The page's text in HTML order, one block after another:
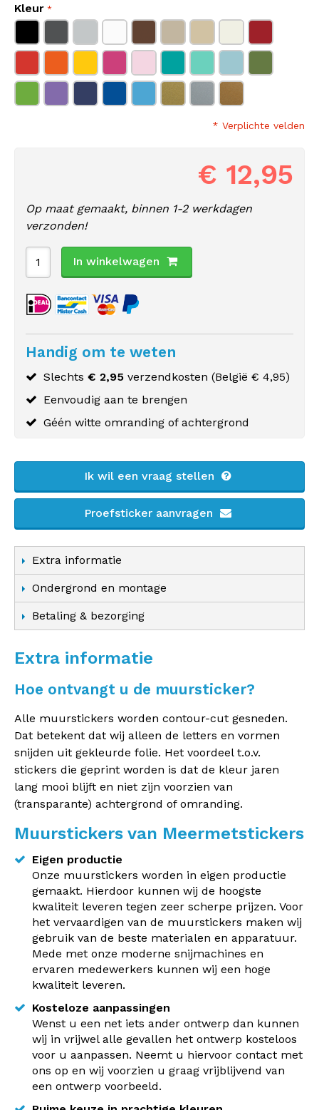
Kleur
* Verplichte velden
€ 12,95
Op maat gemaakt, binnen 1-2 werkdagen
verzonden!
In winkelwagen
Handig om te weten
Slechts € 2,95 verzendkosten (België € 4,95)
Eenvoudig aan te brengen
Géén witte omranding of achtergrond
Ik wil een vraag stellen
Proefsticker aanvragen
Extra informatie
Ondergrond en montage
Betaling & bezorging
Extra informatie
Hoe ontvangt u de muursticker?
Alle muurstickers worden contour-cut gesneden.
Dat betekent dat wij alleen de letters en vormen
snijden uit gekleurde folie. Het voordeel t.o.v.
stickers die geprint worden is dat de kleur jaren
lang mooi blijft en niet zijn voorzien van
(transparante) achtergrond of omranding.
Muurstickers van Meermetstickers
Eigen productie
Onze muurstickers worden in eigen productie
gemaakt. Hierdoor kunnen wij de hoogste
kwaliteit leveren tegen zeer scherpe prijzen. Voor
het vervaardigen van de muurstickers maken wij
gebruik van de beste materialen en apparatuur.
Mede met onze moderne snijmachines en
ervaren medewerkers kunnen wij een hoge
kwaliteit leveren.
Kosteloze aanpassingen
Wenst u een net iets ander ontwerp dan kunnen
wij in vrijwel alle gevallen het ontwerp kosteloos
voor u aanpassen. Neemt u hiervoor contact met
ons op en wij voorzien u graag vrijblijvend van
een ontwerp voorbeeld.